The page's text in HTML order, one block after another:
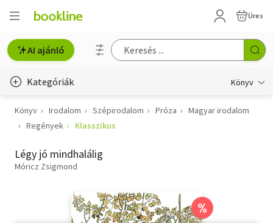
Üres
AI ajánló
Kategóriák Könyv
Életmód, egészség
Gyermek- és ifjúsági
Hobbi, szabadidő
Könyv Irodalom Szépirodalom Próza
Magyar irodalom
Regények
Klasszikus
Légy jó mindhalálig
Móricz Zsigmond
%